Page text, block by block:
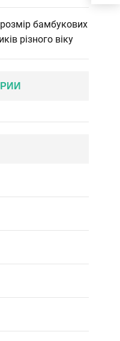
бамбукових
різного віку